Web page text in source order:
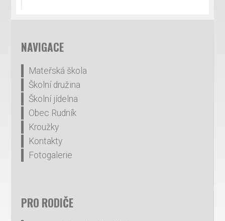
NAVIGACE
Mateřská škola
Školní družina
Školní jídelna
Obec Rudník
Kroužky
Kontakty
Fotogalerie
PRO RODIČE